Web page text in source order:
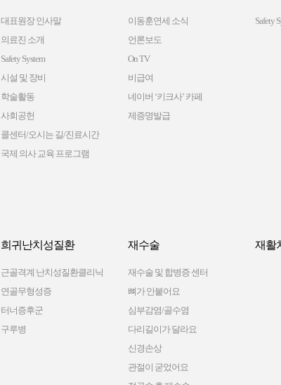
대표원장 인사말
의료진 소개
Safety System
시설 및 장비
학술활동
사회공헌
콜센터/오시는 길/진료시간
국제 의사 교육 프로그램
이동훈연세 소식
언론보도
On TV
비급여
네이버 ‘키크사’ 카페
제증명발급
Safety
희귀난치성질환
근골격계 난치성질환클리닉
연골무형성증
터너증후군
구루병
재수술
재수술 및 합병증 센터
뼈가 안붙어요
심부감염/골수염
다리길이가 달라요
신경손상
관절이 굳었어요
재활